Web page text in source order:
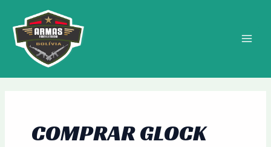
para
conteúdo
COMPRAR GLOCK